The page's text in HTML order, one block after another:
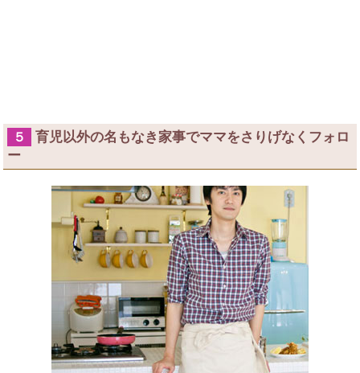
５
育児以外の名もなき家事でママをさりげなくフォロ
ー